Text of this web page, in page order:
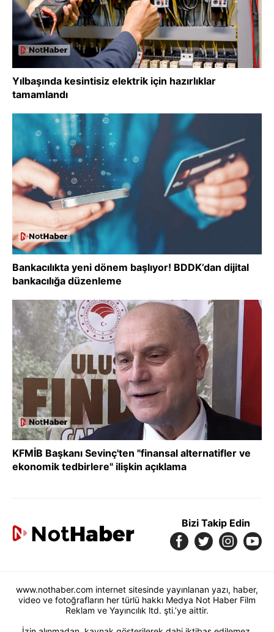
Yılbaşında kesintisiz elektrik için hazırlıklar
tamamlandı
Bankacılıkta yeni dönem başlıyor! BDDK’dan dijital
bankacılığa düzenleme
KFMİB Başkanı Sevinç'ten "finansal alternatifler ve
ekonomik tedbirlere" ilişkin açıklama
Bizi Takip Edin
www.nothaber.com internet sitesinde yayınlanan yazı, haber,
video ve fotoğrafların her türlü hakkı Medya Not Haber Film
Reklam ve Yayıncılık ltd. şti.’ye aittir.